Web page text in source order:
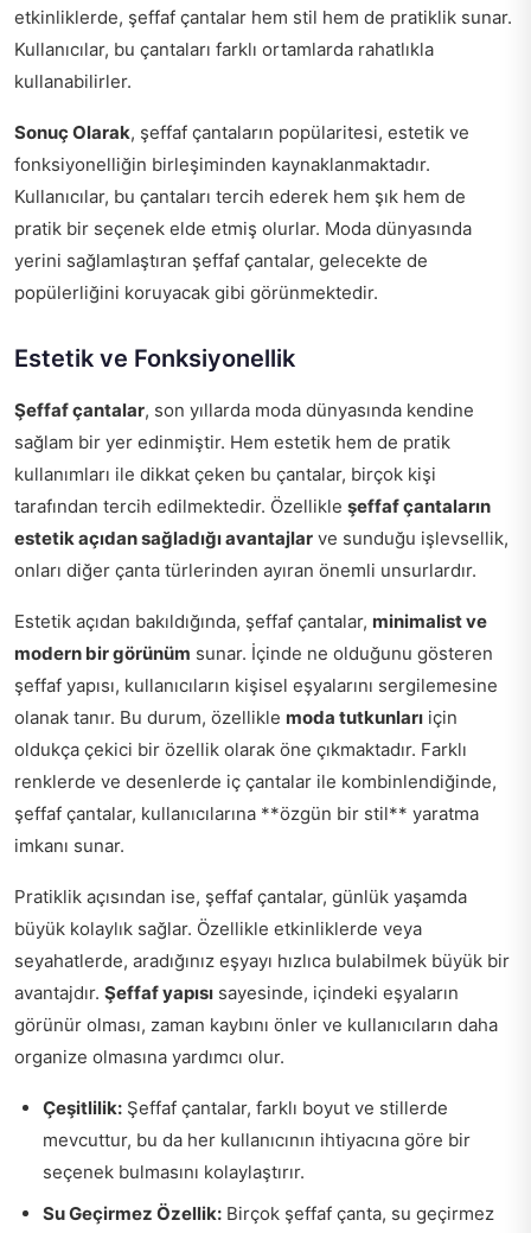
etkinliklerde, şeffaf çantalar hem stil hem de pratiklik sunar.
Kullanıcılar, bu çantaları farklı ortamlarda rahatlıkla
kullanabilirler.
Sonuç Olarak, şeffaf çantaların popülaritesi, estetik ve
fonksiyonelliğin birleşiminden kaynaklanmaktadır.
Kullanıcılar, bu çantaları tercih ederek hem şık hem de
pratik bir seçenek elde etmiş olurlar. Moda dünyasında
yerini sağlamlaştıran şeffaf çantalar, gelecekte de
popülerliğini koruyacak gibi görünmektedir.
Estetik ve Fonksiyonellik
Şeffaf çantalar, son yıllarda moda dünyasında kendine
sağlam bir yer edinmiştir. Hem estetik hem de pratik
kullanımları ile dikkat çeken bu çantalar, birçok kişi
tarafından tercih edilmektedir. Özellikle şeffaf çantaların
estetik açıdan sağladığı avantajlar ve sunduğu işlevsellik,
onları diğer çanta türlerinden ayıran önemli unsurlardır.
Estetik açıdan bakıldığında, şeffaf çantalar, minimalist ve
modern bir görünüm sunar. İçinde ne olduğunu gösteren
şeffaf yapısı, kullanıcıların kişisel eşyalarını sergilemesine
olanak tanır. Bu durum, özellikle moda tutkunları için
oldukça çekici bir özellik olarak öne çıkmaktadır. Farklı
renklerde ve desenlerde iç çantalar ile kombinlendiğinde,
şeffaf çantalar, kullanıcılarına **özgün bir stil** yaratma
imkanı sunar.
Pratiklik açısından ise, şeffaf çantalar, günlük yaşamda
büyük kolaylık sağlar. Özellikle etkinliklerde veya
seyahatlerde, aradığınız eşyayı hızlıca bulabilmek büyük bir
avantajdır. Şeffaf yapısı sayesinde, içindeki eşyaların
görünür olması, zaman kaybını önler ve kullanıcıların daha
organize olmasına yardımcı olur.
Çeşitlilik: Şeffaf çantalar, farklı boyut ve stillerde
mevcuttur, bu da her kullanıcının ihtiyacına göre bir
seçenek bulmasını kolaylaştırır.
Su Geçirmez Özellik: Birçok şeffaf çanta, su geçirmez